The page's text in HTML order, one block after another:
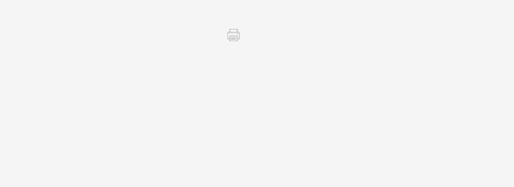
Assemblées générales & Statuts